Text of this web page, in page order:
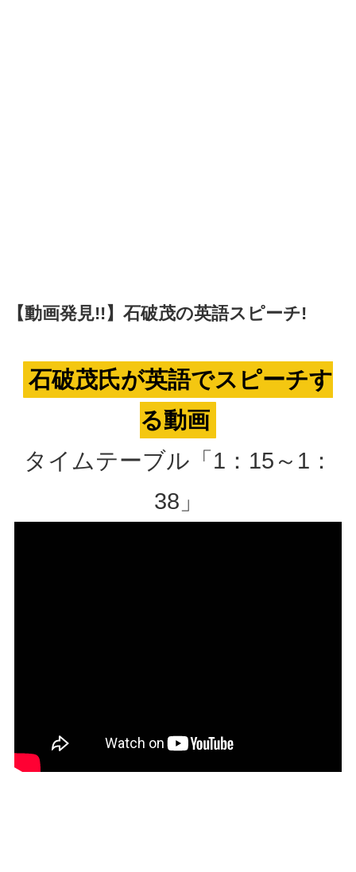
【動画発見!!】石破茂の英語スピーチ!
石破茂氏が英語でスピーチす
る動画
タイムテーブル「1：15～1：
38」